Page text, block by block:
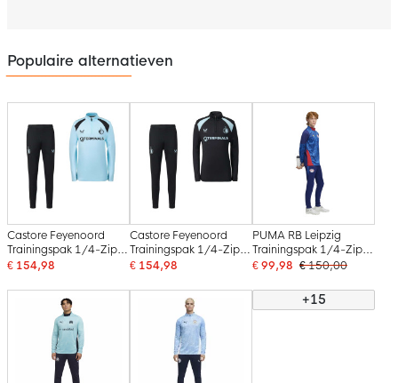
Populaire alternatieven
Castore Feyenoord
Trainingspak 1/4-Zip
2026-2027 Lichtblauw
€ 154,98
Castore Feyenoord
Trainingspak 1/4-Zip
2026-2027 Zwart
€ 154,98
PUMA RB Leipzig
Trainingspak 1/4-Zip
2025-2026 Blauw
€ 99,98 € 150,00
+15